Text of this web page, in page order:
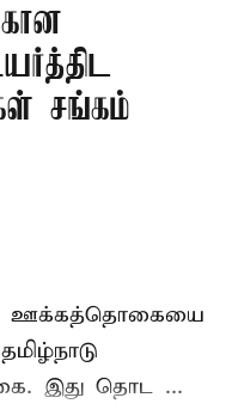
சங்கம்
ஊக்கத்தொகையை
தமிழ்நாடு
இது தொட ...